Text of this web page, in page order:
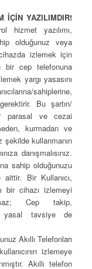
İÇİN YAZILIMDIR!
hizmet yazılımı,
olduğunuz veya
izlemek için
bir cep telefonuna
yargı yasasını
sahiplerine,
Bu şartın/
parasal ve cezai
kurmadan ve
şekilde kullanmanın
danışmalısınız.
sahip olduğunuzu
Bir Kullanıcı,
bir cihazı izlemeyi
Cep takip,
yasal tavsiye de
Akıllı Telefonları
izlemeye
Akıllı telefon